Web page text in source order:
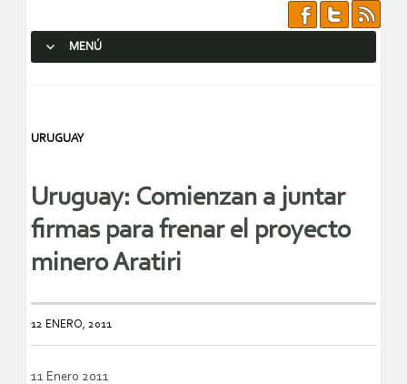
MENÚ
URUGUAY
Uruguay: Comienzan a juntar
firmas para frenar el proyecto
minero Aratiri
12 ENERO, 2011
11 Enero 2011